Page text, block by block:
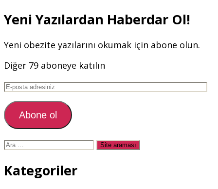
Yeni Yazılardan Haberdar Ol!
Yeni obezite yazılarını okumak için abone olun.
Diğer 79 aboneye katılın
E-
adresiniz
Abone ol
Arama
Kategoriler